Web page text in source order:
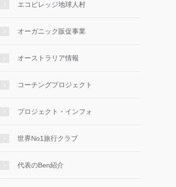
エコビレッジ地球人村
オーガニック販促事業
オーストラリア情報
コーチングプロジェクト
プロジェクト・インフォ
世界No1旅行クラブ
代表のBen紹介